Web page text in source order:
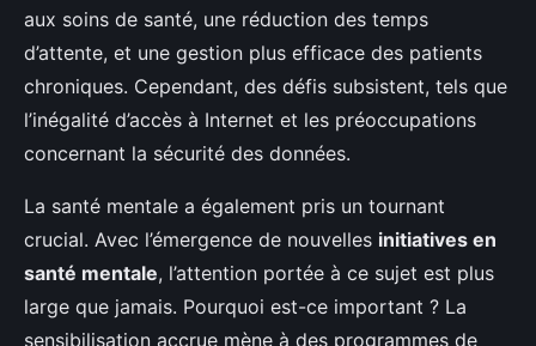
aux soins de santé, une réduction des temps
d’attente, et une gestion plus efficace des patients
chroniques. Cependant, des défis subsistent, tels que
l’inégalité d’accès à Internet et les préoccupations
concernant la sécurité des données.
La santé mentale a également pris un tournant
crucial. Avec l’émergence de nouvelles initiatives en
santé mentale, l’attention portée à ce sujet est plus
large que jamais. Pourquoi est-ce important ? La
sensibilisation accrue mène à des programmes de